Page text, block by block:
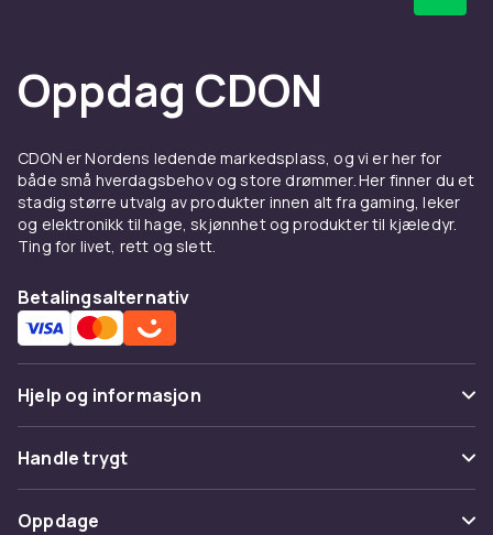
Oppdag CDON
CDON er Nordens ledende markedsplass, og vi er her for
både små hverdagsbehov og store drømmer. Her finner du et
stadig større utvalg av produkter innen alt fra gaming, leker
og elektronikk til hage, skjønnhet og produkter til kjæledyr.
Ting for livet, rett og slett.
Betalingsalternativ
Hjelp og informasjon
Vanlige spørsmål
Spor pakke
Handle trygt
Betaling
Oppdage